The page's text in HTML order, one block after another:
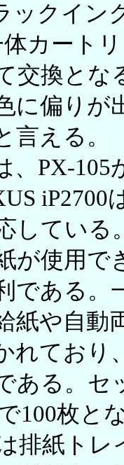
ックイン
体カート
交換とな
に偏りが
言える。
PX-105
している
が使用
である。
紙や自動
れており
ある。セ
100枚と
排紙ト